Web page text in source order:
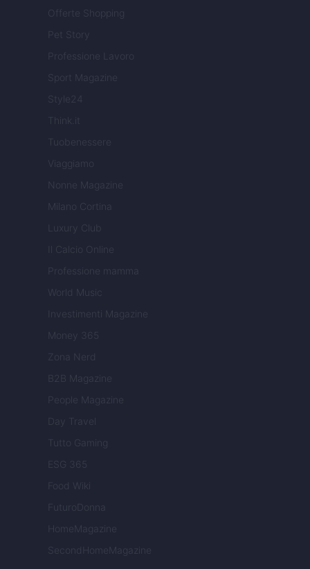
Offerte Shopping
Pet Story
Professione Lavoro
Sport Magazine
Style24
Think.it
Tuobenessere
Viaggiamo
Nonne Magazine
Milano Cortina
Luxury Club
Il Calcio Online
Professione mamma
World Music
Investimenti Magazine
Money 365
Zona Nerd
B2B Magazine
People Magazine
Day Travel
Tutto Gaming
ESG 365
Food Wiki
FuturoDonna
HomeMagazine
SecondHomeMagazine